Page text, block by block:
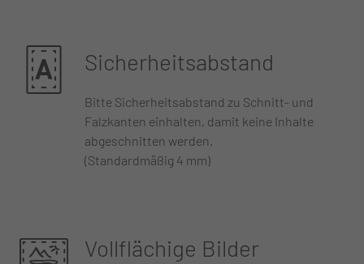
Sicherheitsabstand
Bitte Sicherheitsabstand zu Schnitt- und
Falzkanten einhalten, damit keine Inhalte
abgeschnitten werden.
(Standardmäßig 4 mm)
Vollflächige Bilder